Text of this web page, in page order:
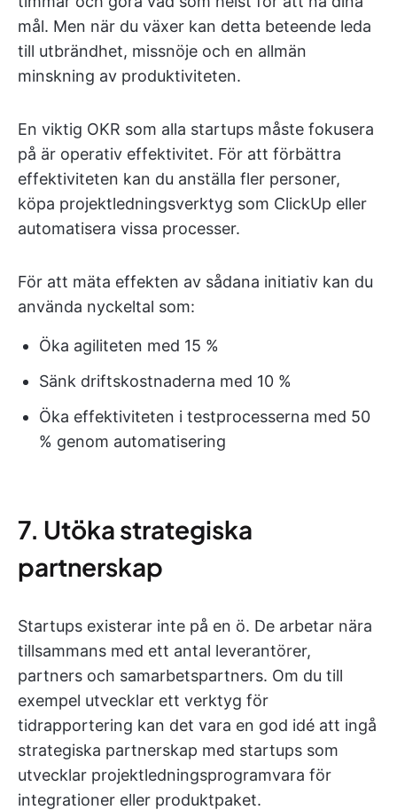
mål. Men när du växer kan detta beteende leda
till utbrändhet, missnöje och en allmän
minskning av produktiviteten.
En viktig OKR som alla startups måste fokusera
på är operativ effektivitet. För att förbättra
effektiviteten kan du anställa fler personer,
köpa projektledningsverktyg som ClickUp eller
automatisera vissa processer.
För att mäta effekten av sådana initiativ kan du
använda nyckeltal som:
Öka agiliteten med 15 %
Sänk driftskostnaderna med 10 %
Öka effektiviteten i testprocesserna med 50
% genom automatisering
7. Utöka strategiska
partnerskap
Startups existerar inte på en ö. De arbetar nära
tillsammans med ett antal leverantörer,
partners och samarbetspartners. Om du till
exempel utvecklar ett verktyg för
tidrapportering kan det vara en god idé att ingå
strategiska partnerskap med startups som
utvecklar projektledningsprogramvara för
integrationer eller produktpaket.